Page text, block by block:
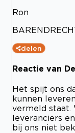
Ron
delen
Reactie van
Het spijt ons
kunnen
vermeld staat.
leveranciers
bij ons niet